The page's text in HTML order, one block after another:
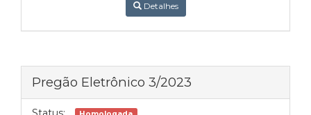
Detalhes
Pregão Eletrônico 3/2023